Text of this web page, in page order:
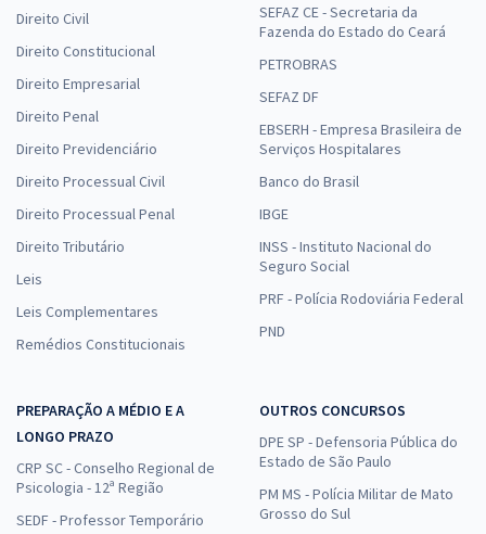
Direito Civil
Direito Constitucional
Direito Empresarial
Direito Penal
Direito Previdenciário
Direito Processual Civil
Direito Processual Penal
Direito Tributário
Leis
Leis Complementares
Remédios Constitucionais
SEFAZ CE - Secretaria da
Fazenda do Estado do Ceará
PETROBRAS
SEFAZ DF
EBSERH - Empresa Brasileira de
Serviços Hospitalares
Banco do Brasil
IBGE
INSS - Instituto Nacional do
Seguro Social
PRF - Polícia Rodoviária Federal
PND
PREPARAÇÃO A MÉDIO E A
LONGO PRAZO
CRP SC - Conselho Regional de
Psicologia - 12ª Região
SEDF - Professor Temporário
OUTROS CONCURSOS
DPE SP - Defensoria Pública do
Estado de São Paulo
PM MS - Polícia Militar de Mato
Grosso do Sul